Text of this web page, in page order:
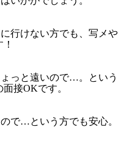
行けない方でも、写メや
っと遠いので…。という
接OKです。
で…という方でも安心。